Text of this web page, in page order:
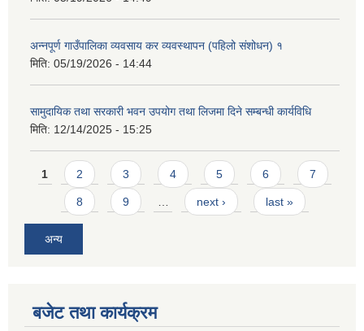
अन्नपूर्ण गाउँपालिका व्यवसाय कर व्यवस्थापन (पहिलो संशोधन) १
मिति: 05/19/2026 - 14:44
सामुदायिक तथा सरकारी भवन उपयोग तथा लिजमा दिने सम्बन्धी कार्यविधि
मिति: 12/14/2025 - 15:25
Pages
1 2 3 4 5 6 7
8 9 next › last »
अन्य
बजेट तथा कार्यक्रम